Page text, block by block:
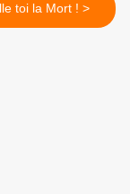
Rappelle toi la Mort ! >